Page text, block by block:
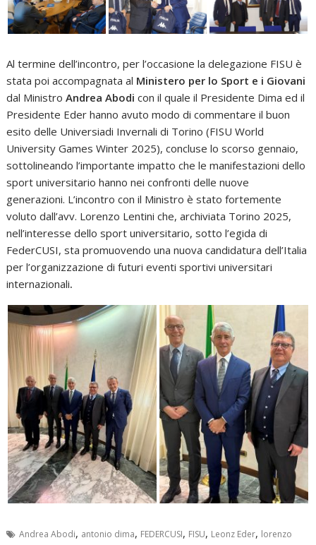
Al termine dell’incontro, per l’occasione la delegazione FISU è
stata poi accompagnata al Ministero per lo Sport e i Giovani
dal MinistroAndrea Abodi con il quale il Presidente Dima ed il
Presidente Eder hanno avuto modo di commentare il buon
esito delle Universiadi Invernali di Torino (FISU World
University Games Winter 2025), concluse lo scorso gennaio,
sottolineando l’importante impatto che le manifestazioni dello
sport universitario hanno nei confronti delle nuove
generazioni. L’incontro con il Ministro è stato fortemente
voluto dall’avv. Lorenzo Lentini che, archiviata Torino 2025,
nell’interesse dello sport universitario, sotto l’egida di
FederCUSI, sta promuovendo una nuova candidatura dell’Italia
per l’organizzazione di futuri eventi sportivi universitari
internazionali.
Andrea Abodi, antonio dima, FEDERCUSI, FISU, Leonz Eder, lorenzo